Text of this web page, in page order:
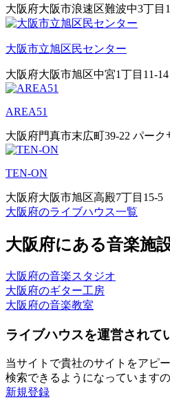
大阪府大阪市浪速区難波中3丁目
大阪市立旭区民センター
大阪府大阪市旭区中宮1丁目11-14
AREA51
大阪府門真市末広町39-22 パーク
TEN-ON
大阪府大阪市旭区高殿7丁目15-5
大阪府のライブハウス一覧
大阪府にある音楽施
大阪府の音楽スタジオ
大阪府のギター工房
大阪府の音楽教室
ライブハウスを運営されて
当サイトで貴社のサイトをアピ
検索できるようになっています
新規登録